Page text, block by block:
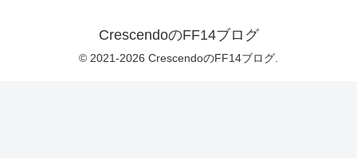
CrescendoのFF14ブログ
© 2021-2026 CrescendoのFF14ブログ.